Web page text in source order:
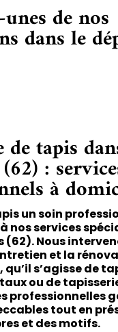
de nos
dans le
de tapis
:
à
un soin
nos services
(62). Nous
et la
s’agisse de
ou de
professionnelles
tout en
et des motifs.